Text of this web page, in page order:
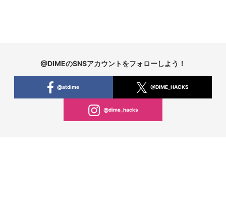
@DIMEのSNSアカウントをフォローしよう！
@atdime @DIME_HACKS
@dime_hacks